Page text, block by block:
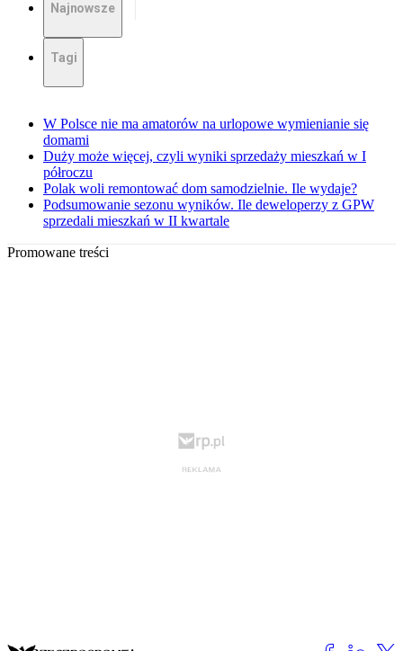
Najnowsze
Tagi
W Polsce nie ma amatorów na urlopowe wymienianie się
domami
Duży może więcej, czyli wyniki sprzedaży mieszkań w I
półroczu
Polak woli remontować dom samodzielnie. Ile wydaje?
Podsumowanie sezonu wyników. Ile deweloperzy z GPW
sprzedali mieszkań w II kwartale
Promowane treści